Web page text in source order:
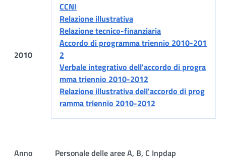
2010
CCNI
Relazione illustrativa
Relazione tecnico-finanziaria
Accordo di programma triennio 2010-201
2
Verbale integrativo dell'accordo di progra
mma triennio 2010-2012
Relazione illustrativa dell'accordo di prog
ramma triennio 2010-2012
Anno Personale delle aree A, B, C Inpdap